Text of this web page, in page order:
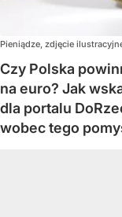
Pieniądze, zdjęcie
Czy Polska
na euro? Jak
dla portalu
wobec tego